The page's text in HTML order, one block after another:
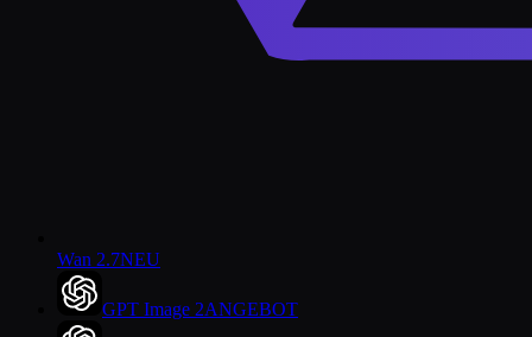
Wan 2.7NEU
GPT Image 2ANGEBOT